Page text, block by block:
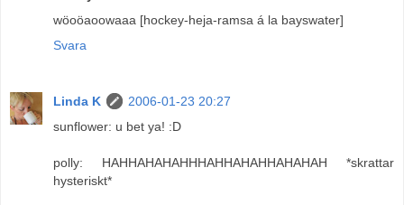
wöoöaoowaaa [hockey-heja-ramsa á la bayswater]
Svara
Linda K
2006-01-23 20:27
sunflower: u bet ya! :D
polly: HAHHAHAHAHHHAHHAHAHHAHAHAH *skrattar
hysteriskt*